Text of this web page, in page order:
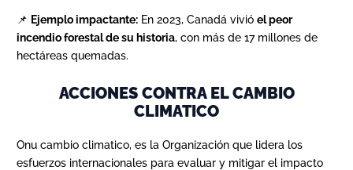
📌 Ejemplo impactante: En 2023, Canadá vivió el peor
incendio forestal de su historia, con más de 17 millones de
hectáreas quemadas.
ACCIONES CONTRA EL CAMBIO
CLIMATICO
Onu cambio climatico, es la Organización que lidera los
esfuerzos internacionales para evaluar y mitigar el impacto